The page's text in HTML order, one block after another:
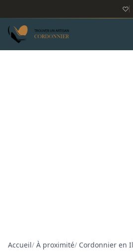
Accueil/ À proximité/ Cordonnier en